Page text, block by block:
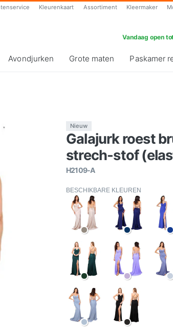
Kleurenkaart Assortiment Kleermaker
Vandaag open
Avondjurken Grote maten Paskamer
Nieuw
Galajurk roest
strech-stof
H2109-A
BESCHIKBARE KLEUREN